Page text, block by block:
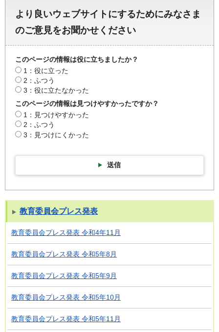
より良いウェブサイトにするためにみなさま
のご意見をお聞かせください
このページの情報は役に立ちましたか？
1：役に立った
2：ふつう
3：役に立たなかった
このページの情報は見つけやすかったですか？
1：見つけやすかった
2：ふつう
3：見つけにくかった
送信
教育委員会プレス発表
教育委員会プレス発表 令和4年11月
教育委員会プレス発表 令和5年8月
教育委員会プレス発表 令和5年9月
教育委員会プレス発表 令和5年10月
教育委員会プレス発表 令和5年11月